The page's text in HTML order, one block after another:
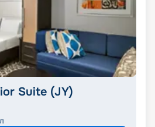
Suite (JY)